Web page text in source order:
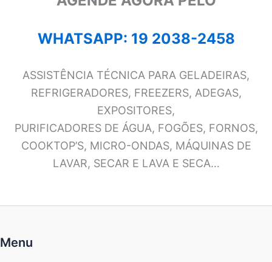
WHATSAPP: 19 2038-2458
ASSISTÊNCIA TÉCNICA PARA GELADEIRAS,
REFRIGERADORES, FREEZERS, ADEGAS,
EXPOSITORES,
PURIFICADORES DE ÁGUA, FOGÕES, FORNOS,
COOKTOP’S, MICRO-ONDAS, MÁQUINAS DE
LAVAR, SECAR E LAVA E SECA…
Menu